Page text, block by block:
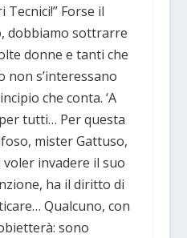
Tecnici!” Forse il
dobbiamo sottrarre
donne e tanti che
s’interessano
che conta. ‘A
tutti… Per questa
mister Gattuso,
invadere il suo
ha il diritto di
Qualcuno, con
sono